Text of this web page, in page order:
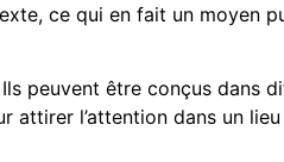
ce qui en fait un moyen
peuvent être conçus dans
attirer l’attention dans un